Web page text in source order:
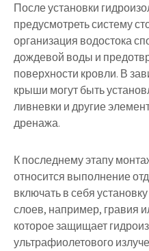
После установки
предусмотреть систему
организация водостока
дождевой воды и
поверхности кровли. В
крыши могут быть
ливневки и другие
дренажа.
К последнему этапу
относится выполнение
включать в себя
слоев, например, гравия
которое защищает
ультрафиолетового